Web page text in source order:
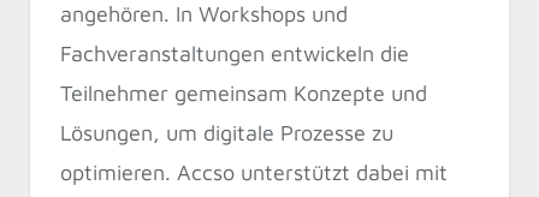
angehören. In Workshops und
Fachveranstaltungen entwickeln die
Teilnehmer gemeinsam Konzepte und
Lösungen, um digitale Prozesse zu
optimieren. Accso unterstützt dabei mit